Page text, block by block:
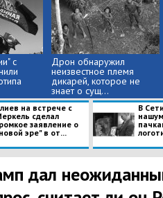
с ​Дрон обнаружил
неизвестное племя
дикарей, которое не
знает о сущ...
на встрече с
сделал
заявление о
эре" в от...
В
дал